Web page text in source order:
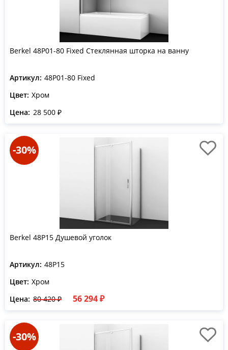
Berkel 48P01-80 Fixed Стеклянная шторка на ванну
Артикул: 48P01-80 Fixed
Цвет: Хром
Цена: 28 500 ₽
-30%
Berkel 48P15 Душевой уголок
Артикул: 48P15
Цвет: Хром
Цена: 80 420 ₽ 56 294 ₽
-30%